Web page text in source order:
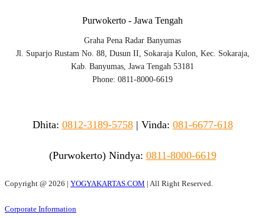
Purwokerto - Jawa Tengah
Graha Pena Radar Banyumas
Jl. Suparjo Rustam No. 88, Dusun II, Sokaraja Kulon, Kec. Sokaraja,
Kab. Banyumas, Jawa Tengah 53181
Phone: 0811-8000-6619
Dhita: 0812-3189-5758| Vinda: 081-6677-618
(Purwokerto) Nindya: 0811-8000-6619
Copyright @ 2026 | YOGYAKARTAS.COM | All Right Reserved.
Corporate Information